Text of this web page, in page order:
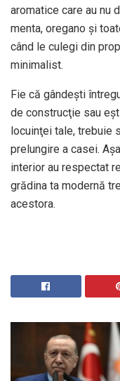
aromatice care au nu
menta, oregano şi
când le culegi din
minimalist.
Fie că gândeşti
de construcţie sau
locuinţei tale, trebuie
prelungire a casei.
interior au respectat
grădina ta modernă
acestora.